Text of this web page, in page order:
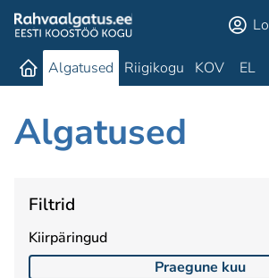
Algatused Riigikogu KOV EL
Algatused
Filtrid
Kiirpäringud
Praegune kuu